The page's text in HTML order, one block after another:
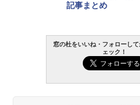
記事まとめ
窓の杜をいいね・フォローし
ェック！